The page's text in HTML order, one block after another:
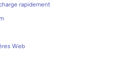
rapidement
Web